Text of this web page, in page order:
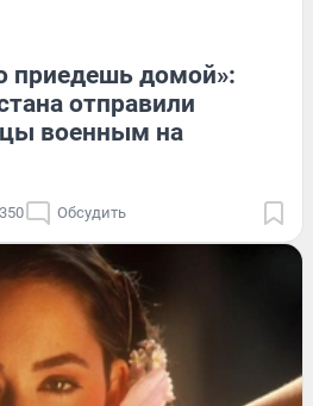
приедешь домой»:
отправили
военным на
Обсудить